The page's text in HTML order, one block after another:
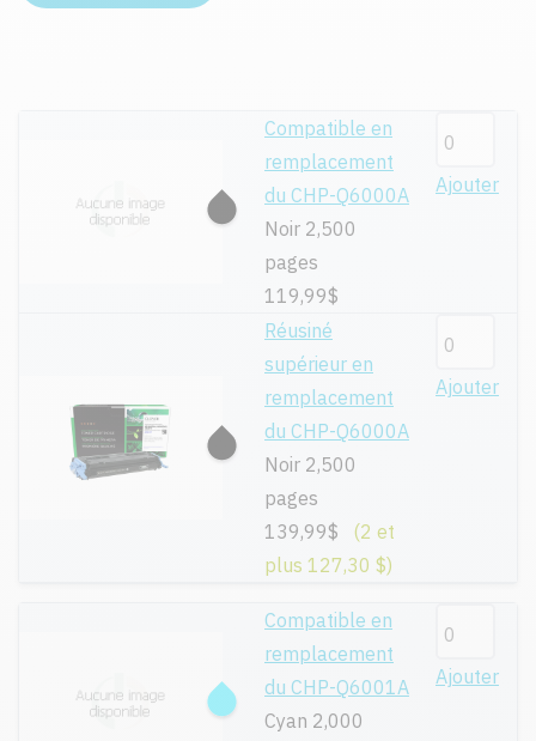
Compatible en
remplacement
du CHP-Q6000A
Noir 2,500
pages
119,99$
Ajouter
Réusiné
supérieur en
remplacement
du CHP-Q6000A
Noir 2,500
pages
139,99$
(2 et
plus 127,30 $)
Ajouter
Compatible en
remplacement
du CHP-Q6001A
Cyan 2,000
Ajouter